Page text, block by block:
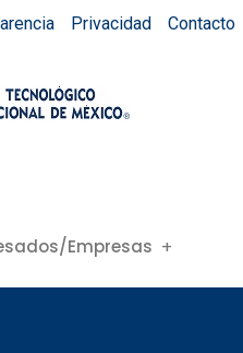
Privacidad Contacto
Empresas